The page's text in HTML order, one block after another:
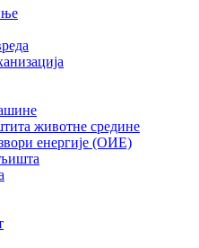
животне средине
енергије (ОИЕ)